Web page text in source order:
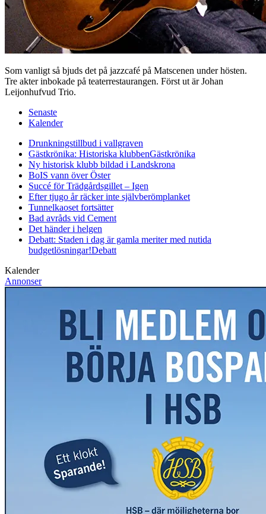
Som vanligt så bjuds det på jazzcafé på Matscenen under hösten.
Tre akter inbokade på teaterrestaurangen. Först ut är Johan
Leijonhufvud Trio.
Senaste
Kalender
Drunkningstillbud i vallgraven
Gästkrönika: Historiska klubbenGästkrönika
Ny historisk klubb bildad i Landskrona
BoIS vann över Öster
Succé för Trädgårdsgillet – Igen
Efter tjugo år räcker inte självberömplanket
Tunnelkaoset fortsätter
Bad avråds vid Cement
Det händer i helgen
Debatt: Staden i dag är gamla meriter med nutida
budgetlösningar!Debatt
Kalender
Annonser